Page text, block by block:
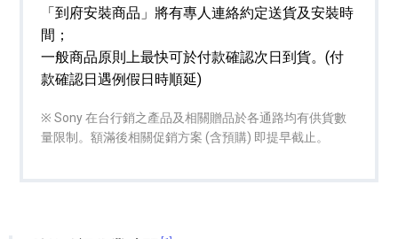
「到府安裝商品」將有專人連絡約定送貨及安裝時
間；
一般商品原則上最快可於付款確認次日到貨。(付
款確認日遇例假日時順延)
※ Sony 在台行銷之產品及相關贈品於各通路均有供貨數
量限制。額滿後相關促銷方案 (含預購) 即提早截止。